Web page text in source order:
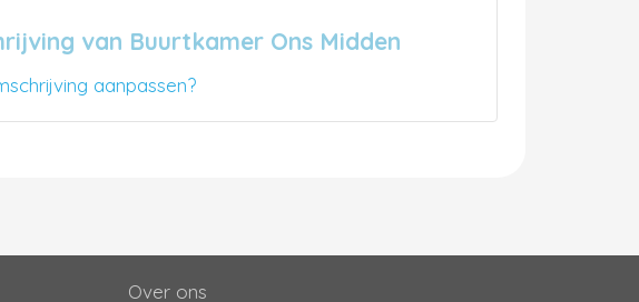
van Buurtkamer Ons Midden
aanpassen?
Over ons